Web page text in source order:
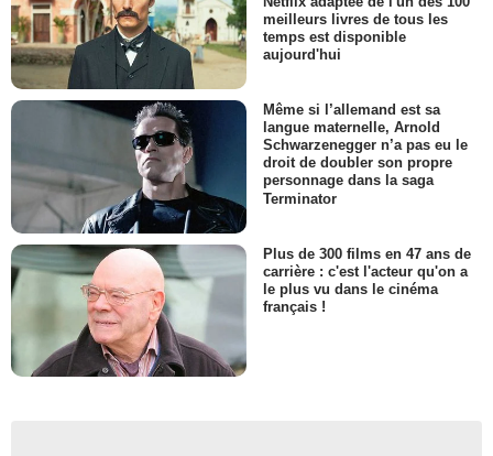
meilleurs livres de tous les
temps est disponible
aujourd'hui
Même si l’allemand est sa
langue maternelle, Arnold
Schwarzenegger n’a pas eu le
droit de doubler son propre
personnage dans la saga
Terminator
Plus de 300 films en 47 ans de
carrière : c'est l'acteur qu'on a
le plus vu dans le cinéma
français !